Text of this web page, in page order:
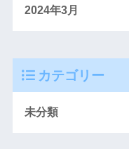
2024年3月
カテゴリー
未分類